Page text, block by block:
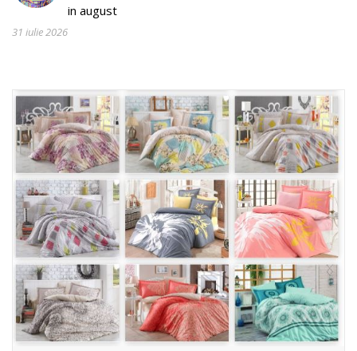
in august
31 iulie 2026